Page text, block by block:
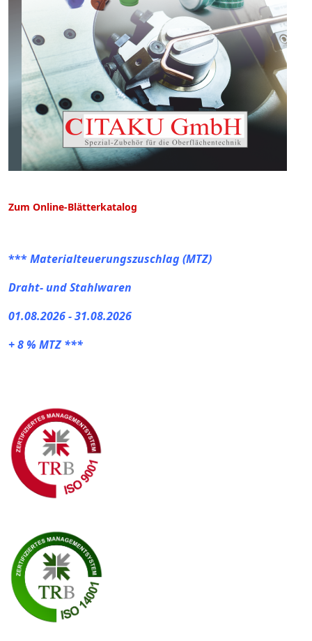
Zum Online-Blätterkatalog
***Materialteuerungszuschlag (MTZ)
Draht- und Stahlwaren
01.08.2026 - 31.08.2026
+ 8 % MTZ ***